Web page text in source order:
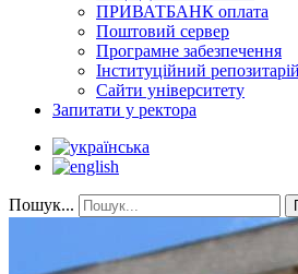
ПРИВАТБАНК оплата
Поштовий сервер
Програмне забезпечення
Інституційний репозитарій
Сайти університету
Запитати у ректора
Пошук...